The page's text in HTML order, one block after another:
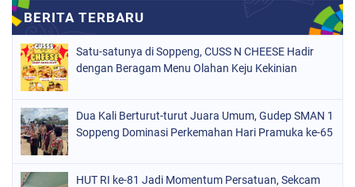
(112)
NASIONAL (965)
ORGANISASI
PERISTIWA
POLITIK (226)
POLRI
SOPPENG (1975)
Satu-satunya di Soppeng, CUSS N CHEESE Hadir
dengan Beragam Menu Olahan Keju Kekinian
Dua Kali Berturut-turut Juara Umum, Gudep SMAN 1
Soppeng Dominasi Perkemahan Hari Pramuka ke-65
HUT RI ke-81 Jadi Momentum Persatuan, Sekcam